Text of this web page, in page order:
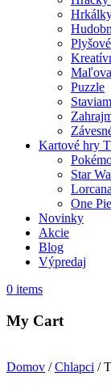
Puzzle
Kartové hry
Star
One
Novinky
Akcie
Blog
Výpredaj
0 items
My Cart
Domov /Chlapci /